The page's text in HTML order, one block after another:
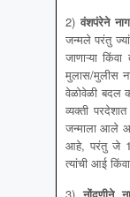
2) वंशपंरेने
जन्मले परंतु
जाणाऱ्या
मुलास/मुलीस
वेळोवेळी बदल
व्यक्ती
जन्माला आले
आहे, परंतु जे
त्यांची आई
3) नोंदणीने